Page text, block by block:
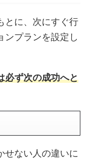
とに、次にすぐ行
ンプランを設定し
必ず次の成功へと
せない人の違いに